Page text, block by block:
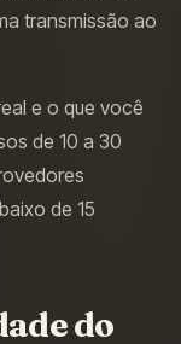
transmissão ao
e o que você
de 10 a 30
de 15
do